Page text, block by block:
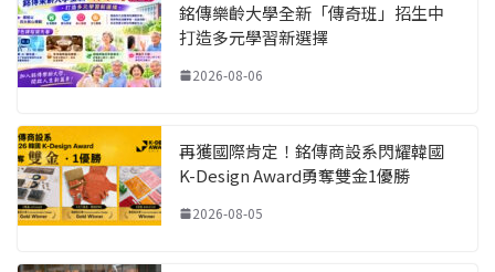
銘傳樂齡大學全新「傳奇班」招生中
打造多元學習新選擇
2026-08-06
再獲國際肯定！銘傳商設系閃耀韓國
K-Design Award勇奪雙金1優勝
2026-08-05